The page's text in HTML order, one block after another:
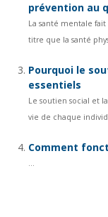
prévention au
La santé mentale
titre que la santé
Pourquoi le
essentiels
Le soutien social et
vie de chaque
Comment
...